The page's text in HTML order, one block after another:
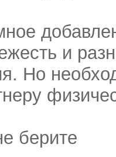
и
Но
берите